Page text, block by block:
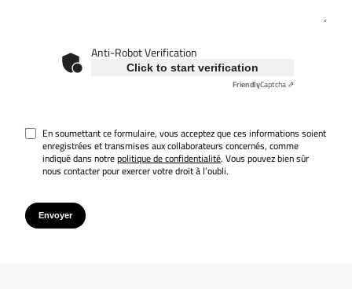
Anti-Robot Verification
Click to start verification
FriendlyCaptcha ⇗
Envoyer
En soumettant ce formulaire, vous acceptez que ces informations soient
enregistrées et transmises aux collaborateurs concernés, comme
indiqué dans notrepolitique de confidentialité. Vous pouvez bien sûr
nous contacter pour exercer votre droit à l’oubli.